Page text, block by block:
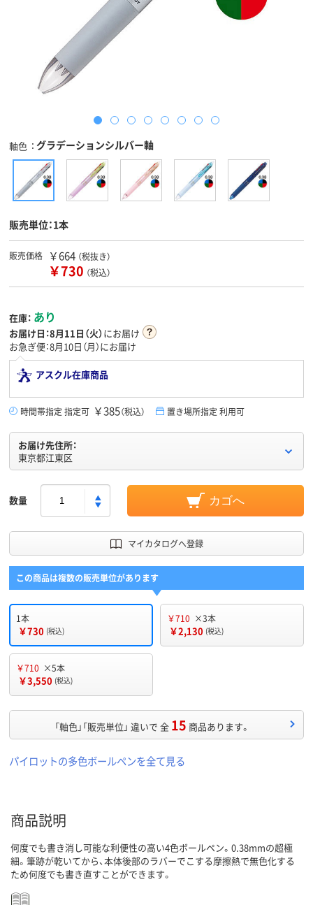
軸色 グラデーションシルバー軸
販売単位：1本
販売価格 ￥664 （税抜き）
￥730 （税込）
在庫： あり
お届け日：8月11日（火）にお届け
お急ぎ便：8月10日（月）にお届け
アスクル在庫商品
時間帯指定 指定可 ￥385（税込） 置き場所指定 利用可
お届け先住所：
東京都江東区
数量 カゴへ
マイカタログへ登録
この商品は複数の販売単位があります
1本
￥730 (税込)
￥710 ×3本
￥2,130 (税込)
￥710 ×5本
￥3,550 (税込)
「軸色」「販売単位」 違いで 全 15 商品あります。
パイロットの多色ボールペンを全て見る
商品説明
何度でも書き消し可能な利便性の高い4色ボールペン。0.38mmの超極
細。筆跡が乾いてから、本体後部のラバーでこする摩擦熱で無色化する
ため何度でも書き直すことができます。